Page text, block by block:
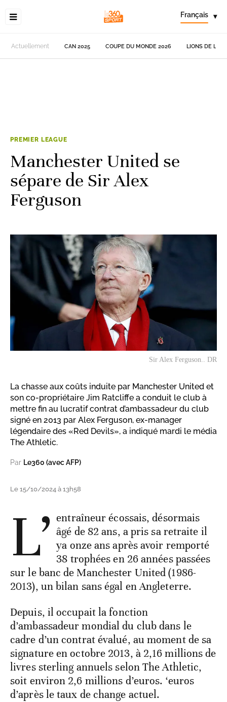
Français ▾
Actuellement CAN 2025 COUPE DU MONDE 2026 LIONS DE
PREMIER LEAGUE
Manchester United se
sépare de Sir Alex
Ferguson
Sir Alex Ferguson.. DR
La chasse aux coûts induite par Manchester United et
son co-propriétaire Jim Ratcliffe a conduit le club à
mettre fin au lucratif contrat d’ambassadeur du club
signé en 2013 par Alex Ferguson, ex-manager
légendaire des «Red Devils», a indiqué mardi le média
The Athletic.
Par Le360 (avec AFP)
Le 15/10/2024 à 13h58
L’ entraîneur écossais, désormais
âgé de 82 ans, a pris sa retraite il
ya onze ans après avoir remporté
38 trophées en 26 années passées
sur le banc de Manchester United (1986-
2013), un bilan sans égal en Angleterre.
Depuis, il occupait la fonction
d’ambassadeur mondial du club dans le
cadre d’un contrat évalué, au moment de sa
signature en octobre 2013, à 2,16 millions de
livres sterling annuels selon The Athletic,
soit environ 2,6 millions d’euros. ‘euros
d’après le taux de change actuel.